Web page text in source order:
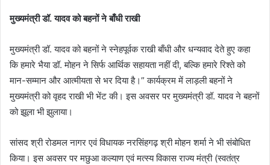
मुख्यमंत्री डॉ. यादव को बहनों ने बाँधी राखी
मुख्यमंत्री डॉ. यादव को बहनों ने स्नेहपूर्वक राखी बाँधी और धन्यवाद देते हुए कहा
कि हमारे भैया डॉ. मोहन ने सिर्फ आर्थिक सहायता नहीं दी, बल्कि हमारे रिश्ते को
मान-सम्मान और आत्मीयता से भर दिया है।” कार्यक्रम में लाड़ली बहनों ने
मुख्यमंत्री को वृहद राखी भी भेंट की। इस अवसर पर मुख्यमंत्री डॉ. यादव ने बहनों
को झूला भी झुलाया।
सांसद श्री रोडमल नागर एवं विधायक नरसिंहगढ़ श्री मोहन शर्मा ने भी संबोधित
किया। इस अवसर पर मछुआ कल्याण एवं मत्स्य विकास राज्य मंत्री (स्वतंत्र